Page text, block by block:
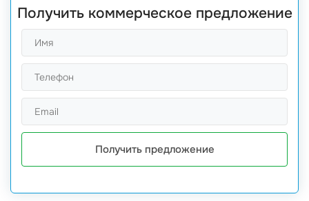
Получить коммерческое предложение
Получить предложение